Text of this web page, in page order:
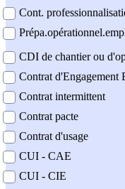
Cont.
CDI de chantier ou
Contrat d'Engagement
Contrat intermittent
Contrat pacte
Contrat d'usage
CUI - CAE
CUI - CIE